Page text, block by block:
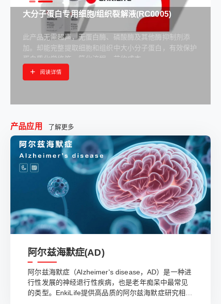
大分子蛋白专用细胞/组织裂解液(RC0005)
此产品无需超声，无蛋白酶、磷酸酶及其他酶抑制剂添
加。却能完整提取细胞和组织中大小分子蛋白，有效保护
蛋白质化学修饰，简化流程、节约成本。
+ 阅读详情
产品应用 了解更多
阿尔兹海默症(AD)
阿尔兹海默症（Alzheimer's disease，AD）是一种进
行性发展的神经退行性疾病，也是老年痴呆中最常见
的类型。EnkiLife提供高品质的阿尔兹海默症研究相关